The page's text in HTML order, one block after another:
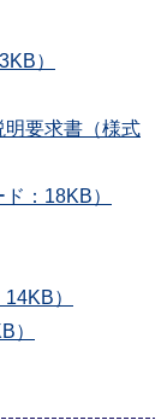
）
明要求書（様式
：18KB）
）
）